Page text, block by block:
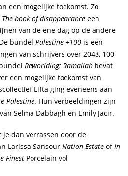
een mogelijke toekomst. Zo
The book of disappearance een
van de ene dag op de andere
bundel Palestine +100 is een
van schrijvers over 2048, 100
Reworlding: Ramallah bevat
een mogelijke toekomst van
Lifta ging eveneens aan
Palestine. Hun verbeeldingen zijn
Selma Dabbagh en Emily Jacir.
je dan verrassen door de
Larissa Sansour Nation Estate ofIn
Finest Porcelain vol